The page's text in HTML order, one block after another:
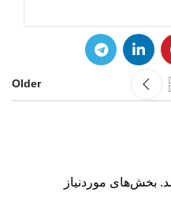
Older
بخش‌های موردنیاز